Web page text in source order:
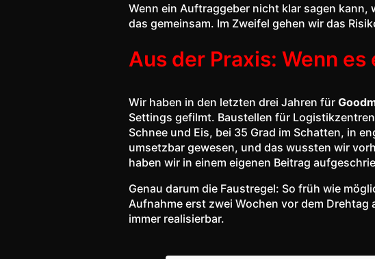
Wenn ein Auftraggeber nicht klar sagen
das gemeinsam. Im Zweifel gehen wir das
Aus der Praxis: Wenn es
Wir haben in den letzten drei Jahren für
Settings gefilmt. Baustellen für
Schnee und Eis, bei 35 Grad im Schatten, in
umsetzbar gewesen, und das wussten wir
haben wir in einem eigenen Beitrag
Genau darum die Faustregel: So früh wie
Aufnahme erst zwei Wochen vor dem
immer realisierbar.